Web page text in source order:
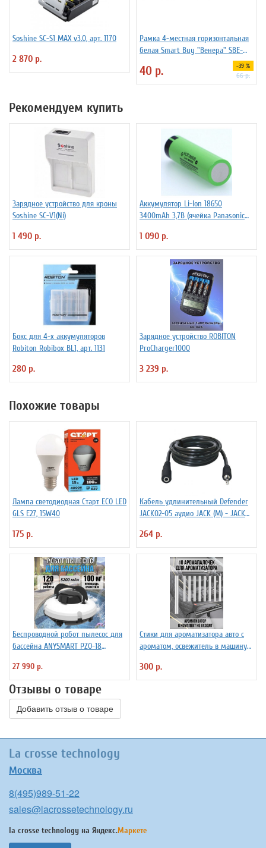
Soshine SC-S1 MAX v3.0, арт. 1170
2 870 р.
Рамка 4-местная горизонтальная
белая Smart Buy "Венера" SBE-
40 р. -39 %
66 р.
Рекомендуем купить
Зарядное устройство для кроны
Soshine SC-V1(Ni)
1 490 р.
Аккумулятор Li-Ion 18650
3400mAh 3,7В (ячейка Panasonic
1 090 р.
Бокс для 4-х аккумуляторов
Robiton Robibox BL1, арт. 1131
280 р.
Зарядное устройство ROBITON
ProCharger1000
3 239 р.
Похожие товары
Лампа светодиодная Старт ECO LED
GLS E27, 15W40
175 р.
Кабель удлинительный Defender
JACK02-05 аудио JACK (M) - JACK
264 р.
Беспроводной робот пылесос для
бассейна ANYSMART PZO-18
27 990 р.
Стики для ароматизатора авто с
ароматом, освежитель в машину
300 р.
Отзывы о товаре
Добавить отзыв о товаре
La crosse technology
Москва
8(495)989-51-22
sales@lacrossetechnology.ru
la crosse technology на Яндекс.Маркете